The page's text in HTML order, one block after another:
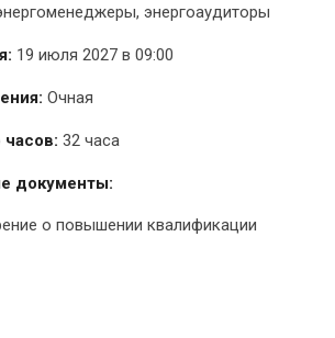
энергоаудиторы
19 июля 2027 в 09:00
Очная
часов: 32 часа
документы:
о повышении квалификации